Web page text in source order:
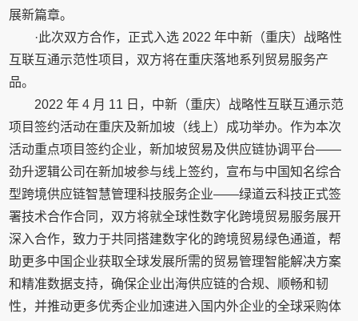
展新篇章。
·此次双方合作，正式入选 2022 年中新（重庆）战略性
互联互通示范性项目，双方将在重庆落地系列贸易服务产
品。
2022 年 4 月 11 日，中新（重庆）战略性互联互通示范
项目签约活动在重庆及新加坡（线上）成功举办。作为本次
活动重点项目签约企业，新加坡贸易及供应链协调平台——
劲升逻辑公司在新加坡参与线上签约，宣布与中国知名综合
型跨境供应链智慧管理科技服务企业——绿道云科技正式签
署技术合作合同，双方将就全球性数字化跨境贸易服务展开
深入合作，致力于共同搭建数字化的跨境贸易绿色通道，帮
助更多中国企业获取全球发展所需的贸易管理智能解决方案
和精准数据支持，确保企业出海供应链的合规、顺畅和韧
性，并推动更多优秀企业加速进入国内外企业的全球采购体